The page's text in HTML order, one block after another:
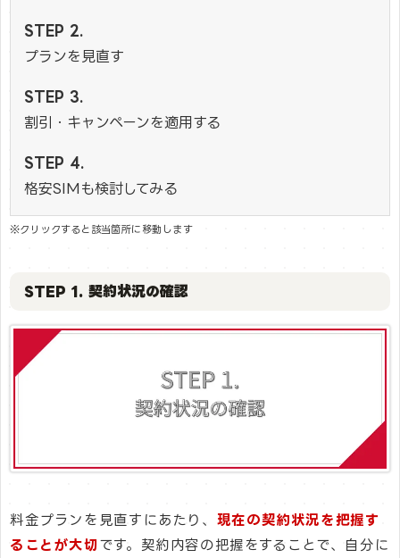
プランを見直す
割引・キャンペーンを適用する
格安SIMも検討してみる
※クリックすると該当箇所に移動します
STEP 1. 契約状況の確認
料金プランを見直すにあたり、 現在の契約状況を把握す
ることが大切です。契約内容の把握をすることで、自分に